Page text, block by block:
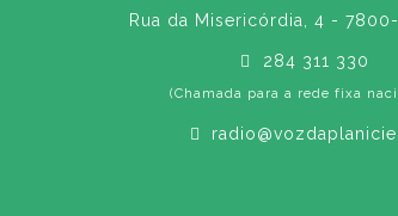
Rua da Misericórdia, 4 -
284 311 330
(Chamada para a rede fixa